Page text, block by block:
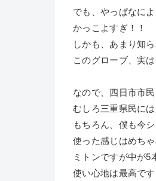
でも、やっぱなに
かっこよすぎ！！
しかも、あまり知
このグローブ、実
なので、四日市市民
むしろ三重県民に
もちろん、僕も今
使った感じはめちゃ
ミトンですが中が5
使い心地は最高です